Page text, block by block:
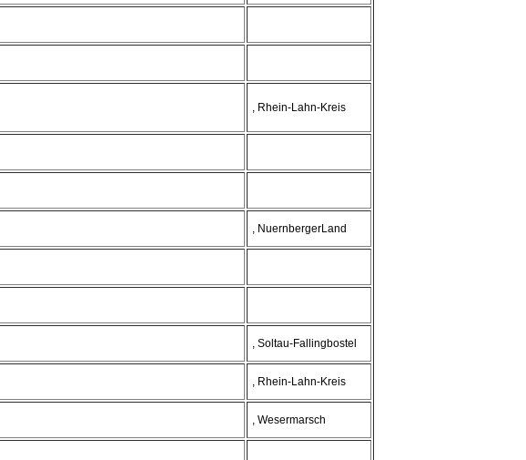
, Rhein-Lahn-Kreis
, NuernbergerLand
, Soltau-Fallingbostel
, Rhein-Lahn-Kreis
, Wesermarsch